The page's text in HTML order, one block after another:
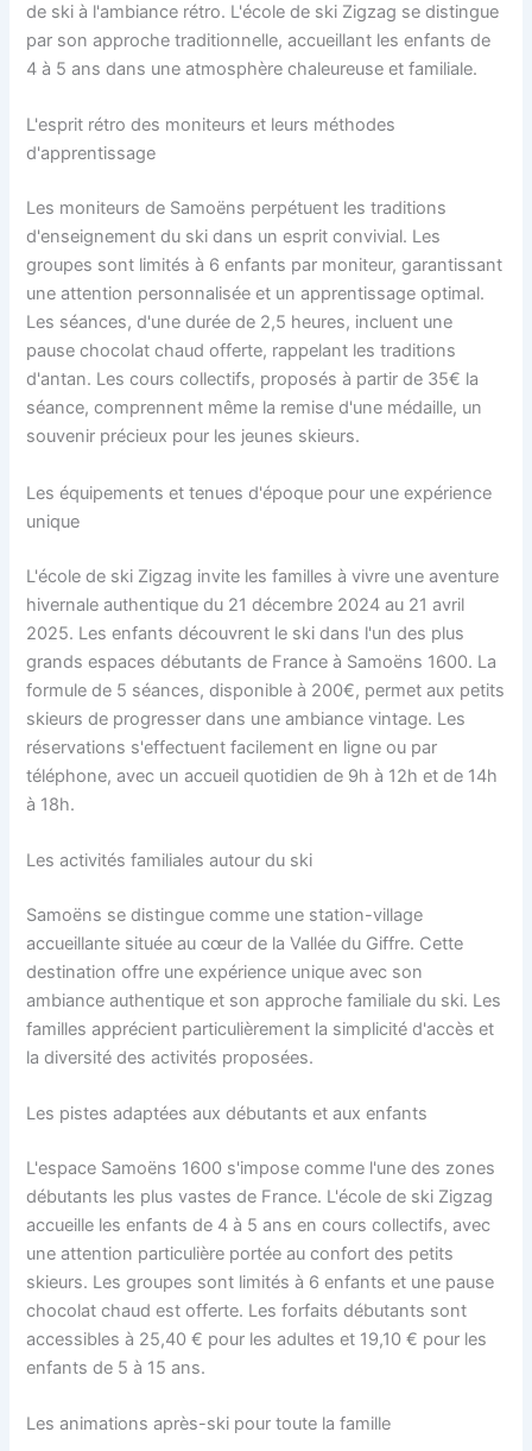
de ski à l'ambiance rétro. L'école de ski Zigzag se distingue
par son approche traditionnelle, accueillant les enfants de
4 à 5 ans dans une atmosphère chaleureuse et familiale.
L'esprit rétro des moniteurs et leurs méthodes
d'apprentissage
Les moniteurs de Samoëns perpétuent les traditions
d'enseignement du ski dans un esprit convivial. Les
groupes sont limités à 6 enfants par moniteur, garantissant
une attention personnalisée et un apprentissage optimal.
Les séances, d'une durée de 2,5 heures, incluent une
pause chocolat chaud offerte, rappelant les traditions
d'antan. Les cours collectifs, proposés à partir de 35€ la
séance, comprennent même la remise d'une médaille, un
souvenir précieux pour les jeunes skieurs.
Les équipements et tenues d'époque pour une expérience
unique
L'école de ski Zigzag invite les familles à vivre une aventure
hivernale authentique du 21 décembre 2024 au 21 avril
2025. Les enfants découvrent le ski dans l'un des plus
grands espaces débutants de France à Samoëns 1600. La
formule de 5 séances, disponible à 200€, permet aux petits
skieurs de progresser dans une ambiance vintage. Les
réservations s'effectuent facilement en ligne ou par
téléphone, avec un accueil quotidien de 9h à 12h et de 14h
à 18h.
Les activités familiales autour du ski
Samoëns se distingue comme une station-village
accueillante située au cœur de la Vallée du Giffre. Cette
destination offre une expérience unique avec son
ambiance authentique et son approche familiale du ski. Les
familles apprécient particulièrement la simplicité d'accès et
la diversité des activités proposées.
Les pistes adaptées aux débutants et aux enfants
L'espace Samoëns 1600 s'impose comme l'une des zones
débutants les plus vastes de France. L'école de ski Zigzag
accueille les enfants de 4 à 5 ans en cours collectifs, avec
une attention particulière portée au confort des petits
skieurs. Les groupes sont limités à 6 enfants et une pause
chocolat chaud est offerte. Les forfaits débutants sont
accessibles à 25,40 € pour les adultes et 19,10 € pour les
enfants de 5 à 15 ans.
Les animations après-ski pour toute la famille